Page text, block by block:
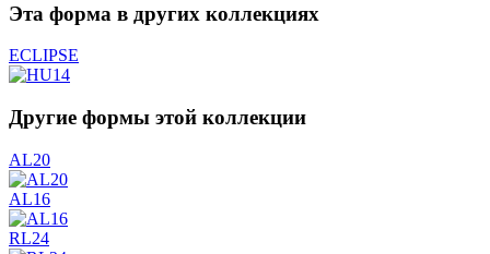
Эта форма в других коллекциях
ECLIPSE
Другие формы этой коллекции
AL20
AL16
RL24